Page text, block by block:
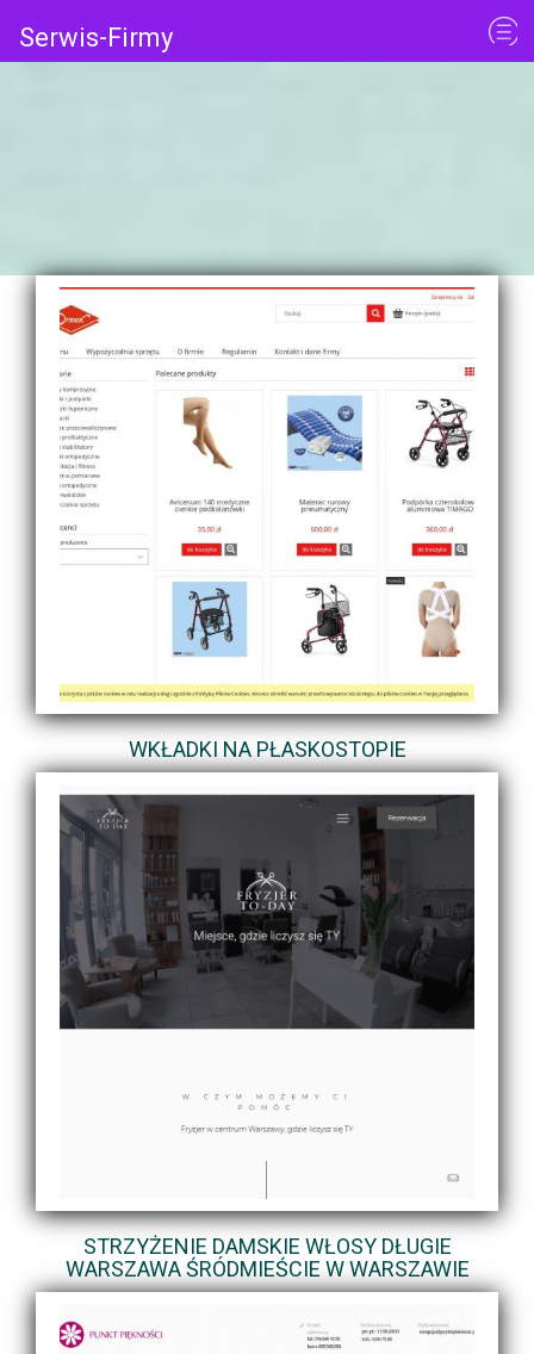
Serwis-Firmy
WKŁADKI NA PŁASKOSTOPIE
STRZYŻENIE DAMSKIE WŁOSY DŁUGIE
WARSZAWA ŚRÓDMIEŚCIE W WARSZAWIE